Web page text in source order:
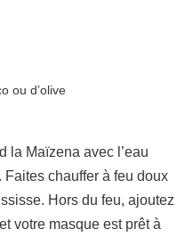
ou d’olive
la Maïzena avec l’eau
chauffer à feu doux
Hors du feu, ajoutez
votre masque est prêt à